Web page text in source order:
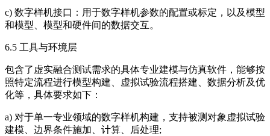
c) 数字样机接口：用于数字样机参数的配置或标定，以及模型
和模型、模型和硬件间的数据交互。
6.5 工具与环境层
包含了虚实融合测试需求的具体专业建模与仿真软件，能够按
照特定流程进行模型构建、虚拟试验流程搭建、数据分析及优
化等，具体要求如下：
a) 对于单一专业领域的数字样机构建，支持被测对象虚拟试验
建模、边界条件施加、计算、后处理;